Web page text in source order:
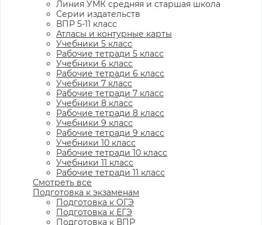
Линия УМК средняя и старшая школа
Серии издательств
ВПР 5-11 класс
Атласы и контурные карты
Учебники 5 класс
Рабочие тетради 5 класс
Учебники 6 класс
Рабочие тетради 6 класс
Учебники 7 класс
Рабочие тетради 7 класс
Учебники 8 класс
Рабочие тетради 8 класс
Учебники 9 класс
Рабочие тетради 9 класс
Учебники 10 класс
Рабочие тетради 10 класс
Учебники 11 класс
Рабочие тетради 11 класс
Смотреть все
Подготовка к экзаменам
Подготовка к ОГЭ
Подготовка к ЕГЭ
Подготовка к ВПР